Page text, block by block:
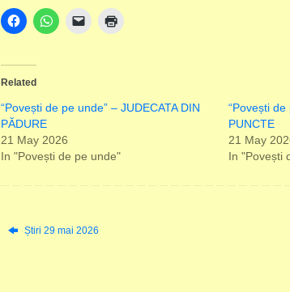
Related
“Povești de pe unde” – JUDECATA DIN
PĂDURE
21 May 2026
In "Povești de pe unde"
“Povești de
PUNCTE
21 May
In "Povești
Știri 29 mai 2026